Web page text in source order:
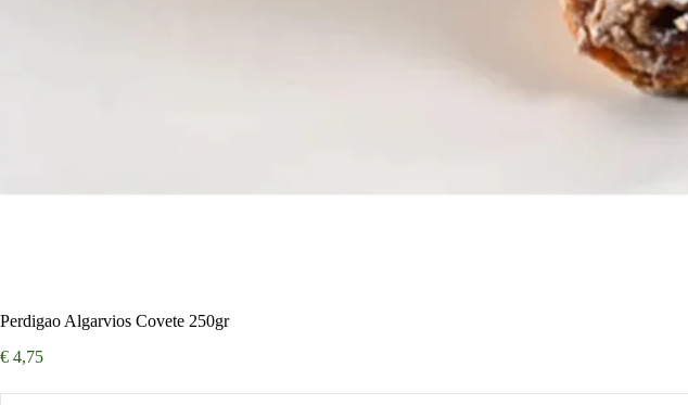
Perdigao Algarvios Covete 250gr
€ 4,75